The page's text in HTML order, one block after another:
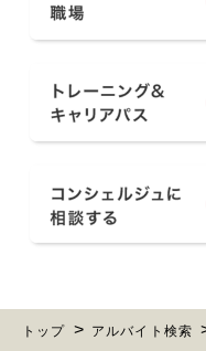
トップ アルバイト検索